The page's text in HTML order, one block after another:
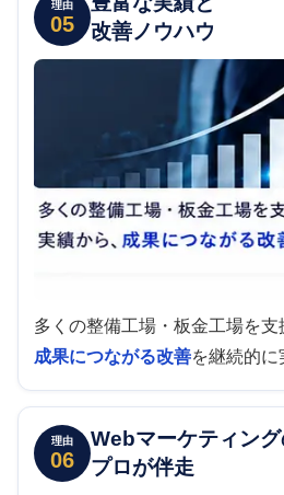
理由
05
改善ノウハウ
多くの整備工場・板金工場を支
成果につながる改善を継続的に
理由
06
Webマーケティン
プロが伴走